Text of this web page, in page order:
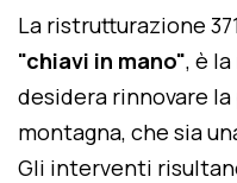
La ristrutturazione
"chiavi in mano", è
desidera rinnovare
montagna, che sia
Gli interventi